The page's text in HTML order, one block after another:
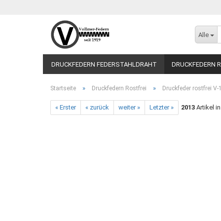
Alle
DRUCKFEDERN FEDERSTAHLDRAHT DRUCKFEDERN
Startseite » Druckfedern Rostfrei » Druckfeder rostfrei
« Erster « zurück weiter » Letzter » 2013 Artikel